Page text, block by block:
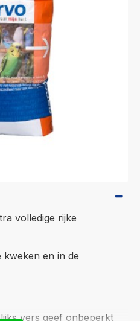
volledige rijke
en in de
vers geef onbeperkt